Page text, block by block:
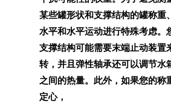
某些罐形状和支撑结构的罐称重
水平和水平运动进行特殊考虑。
支撑结构可能需要末端止动装置
转，并且弹性轴承还可以调节水
之间的热量。此外，如果您的称
定心，